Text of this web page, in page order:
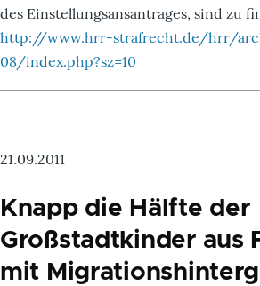
des Einstellungsansantrages, sind zu
http://www.hrr-strafrecht.de/hrr/
08/index.php?sz=10
21.09.2011
Knapp die Hälfte der
Großstadtkinder aus
mit